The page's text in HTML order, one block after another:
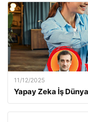
11/12/2025
Yapay Zeka İş